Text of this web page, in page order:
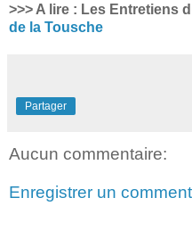
>>> A lire : Les Entretiens
de la Tousche
Partager
Aucun commentaire:
Enregistrer un